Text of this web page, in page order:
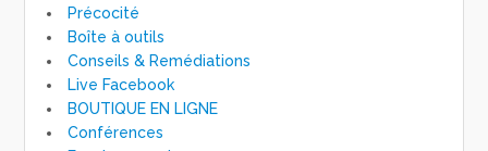
Précocité
Boîte à outils
Conseils & Remédiations
Live Facebook
BOUTIQUE EN LIGNE
Conférences